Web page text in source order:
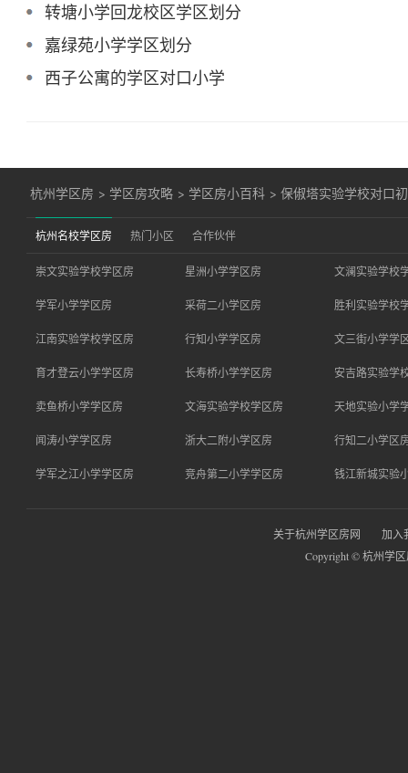
转塘小学回龙校区学区划分
嘉绿苑小学学区划分
西子公寓的学区对口小学
杭州学区房 > 学区房攻略 > 学区房小百科 >保俶塔实验学校对口
杭州名校学区房 热门小区 合作伙伴
崇文实验学校学区房 星洲小学学区房 文澜实验学校
学军小学学区房 采荷二小学区房 胜利实验学校
江南实验学校学区房 行知小学学区房 文三街小学学
育才登云小学学区房 长寿桥小学学区房 安吉路实验学
卖鱼桥小学学区房 文海实验学校学区房 天地实验小学
闻涛小学学区房 浙大二附小学区房 行知二小学区
学军之江小学学区房 竞舟第二小学学区房 钱江新城实验
关于杭州学区房网
加入
Copyright © 杭州学